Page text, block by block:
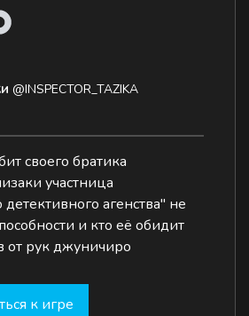
@INSPECTOR_TAZIKA
своего братика
участница
агенства" не
и кто её обидит
от рук джуничиро
к игре